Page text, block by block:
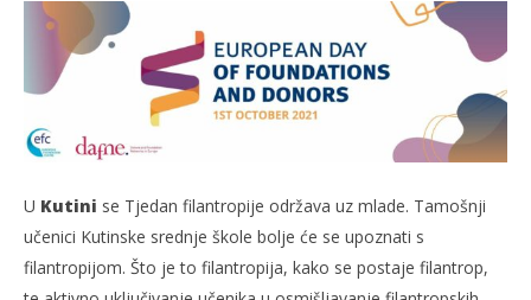
U Kutini se Tjedan filantropije održava uz mlade. Tamošnji
učenici Kutinske srednje škole bolje će se upoznati s
filantropijom. Što je to filantropija, kako se postaje filantrop,